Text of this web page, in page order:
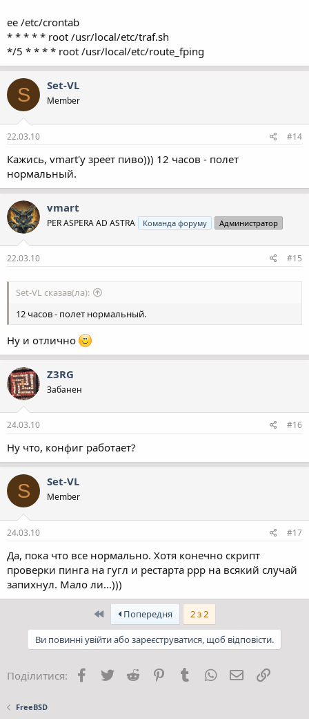
ee /etc/crontab
* * * * * root /usr/local/etc/traf.sh
*/5 * * * * root /usr/local/etc/route_fping
S Set-VL
Member
22.03.10 #14
Кажись, vmart'у зреет пиво))) 12 часов - полет
нормальный.
vmart
PER ASPERA AD ASTRA Команда форуму Администратор
22.03.10 #15
Set-VL сказав(ла):
12 часов - полет нормальный.
Ну и отлично
Z3RG
Забанен
24.03.10 #16
Ну что, конфиг работает?
S Set-VL
Member
24.03.10 #17
Да, пока что все нормально. Хотя конечно скрипт
проверки пинга на гугл и рестарта ррр на всякий случай
запихнул. Мало ли...)))
ПершийПопередня 2 з 2
Ви повинні увійти або зареєструватися, щоб відповісти.
Поділитися: Facebook
Twitter Reddit PinterestTumblrWhatsApp
E-mail
FreeBSD